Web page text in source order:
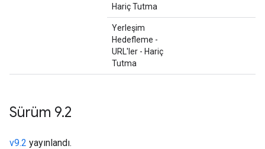
Hariç Tutma
Yerleşim
Hedefleme -
URL'ler - Hariç
Tutma
Sürüm 9.2
v9.2 yayınlandı.